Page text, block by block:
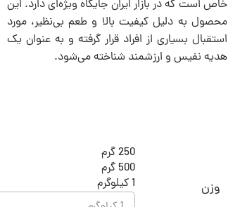
خاص است که در بازار ایران جایگاه ویژه‌ای دارد. این
محصول به دلیل کیفیت بالا و طعم بی‌نظیر، مورد
استقبال بسیاری از افراد قرار گرفته و به عنوان یک
هدیه نفیس و ارزشمند شناخته می‌شود.
وزن
250 گرم
500 گرم
1 کیلوگرم